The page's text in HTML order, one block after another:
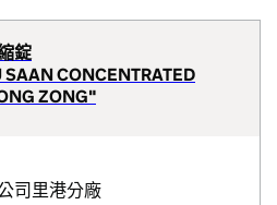
錠
SAAN CONCENTRATED
ZONG"
司里港分廠